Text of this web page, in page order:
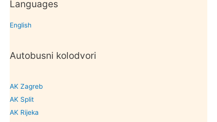
Languages
English
Autobusni kolodvori
AK Zagreb
AK Split
AK Rijeka